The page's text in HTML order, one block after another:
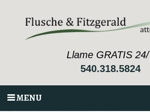
Llame GRATIS
540.318.5824
MENU